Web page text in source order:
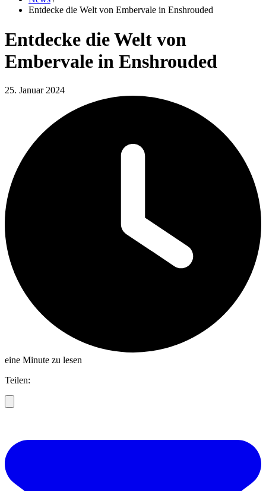
Entdecke die Welt von Embervale in Enshrouded
Entdecke die Welt von
Embervale in Enshrouded
25. Januar 2024
eine Minute zu lesen
Teilen: